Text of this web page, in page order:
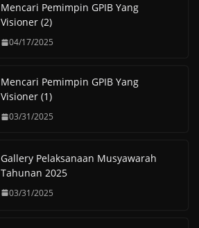
Mencari Pemimpin GPIB Yang
Visioner (2)
04/17/2025
Mencari Pemimpin GPIB Yang
Visioner (1)
03/31/2025
Gallery Pelaksanaan Musyawarah
Tahunan 2025
03/31/2025